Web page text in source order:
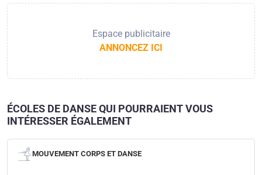
Espace publicitaire
ANNONCEZ ICI
ÉCOLES DE DANSE QUI POURRAIENT VOUS
INTÉRESSER ÉGALEMENT
MOUVEMENT CORPS ET DANSE